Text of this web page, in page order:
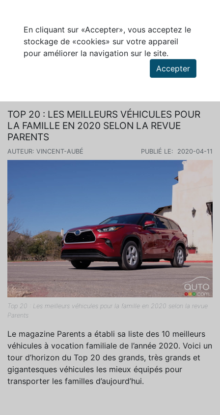
En cliquant sur «Accepter», vous acceptez le
stockage de «cookies» sur votre appareil
pour améliorer la navigation sur le site.
Accepter
TOP 20 : LES MEILLEURS VÉHICULES POUR
LA FAMILLE EN 2020 SELON LA REVUE
PARENTS
AUTEUR: VINCENT-AUBÉ PUBLIÉ LE: 2020-04-11
Top 20 : Les meilleurs véhicules pour la famille en 2020 selon la revue
Parents
Le magazine Parents a établi sa liste des 10 meilleurs
véhicules à vocation familiale de l’année 2020. Voici un
tour d’horizon du Top 20 des grands, très grands et
gigantesques véhicules les mieux équipés pour
transporter les familles d’aujourd’hui.